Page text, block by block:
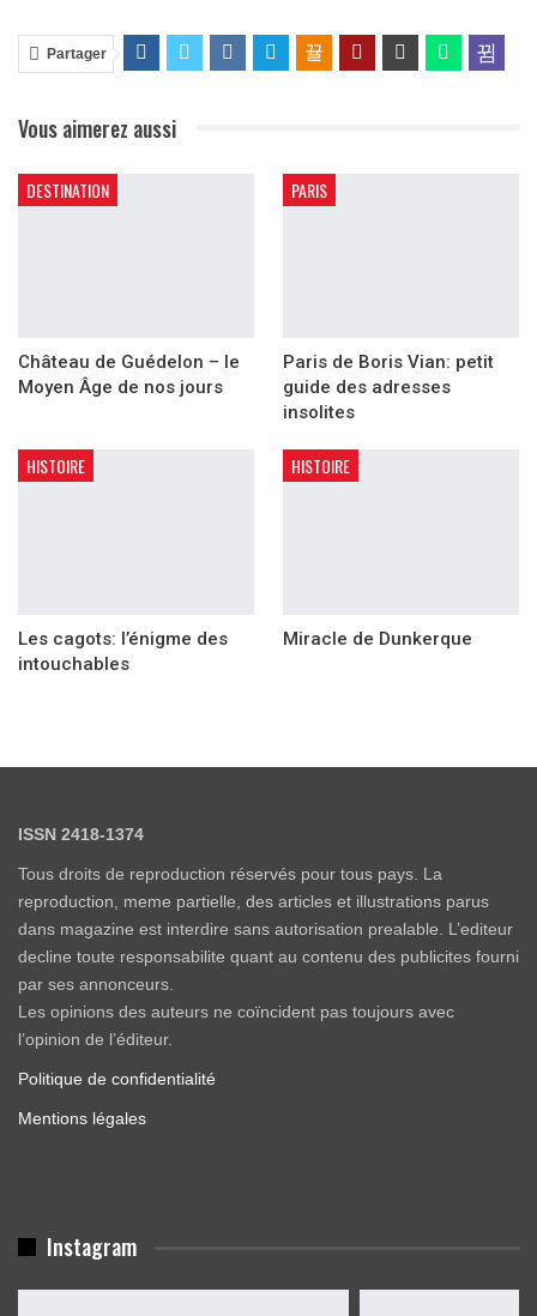
Partager
Vous aimerez aussi
DESTINATION
Château de Guédelon – le
Moyen Âge de nos jours
PARIS
Paris de Boris Vian: petit
guide des adresses
insolites
HISTOIRE
Les cagots: l’énigme des
intouchables
HISTOIRE
Miracle de Dunkerque
ISSN 2418-1374
Tous droits de reproduction réservés pour tous pays. La
reproduction, meme partielle, des articles et illustrations parus
dans magazine est interdire sans autorisation prealable. L’editeur
decline toute responsabilite quant au contenu des publicites fourni
par ses annonceurs.
Les opinions des auteurs ne coïncident pas toujours avec
l’opinion de l’éditeur.
Politique de confidentialité
Mentions légales
Instagram